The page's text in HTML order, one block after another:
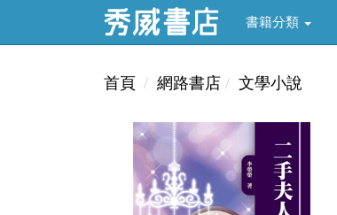
書籍分類
首頁 網路書店 文學小說